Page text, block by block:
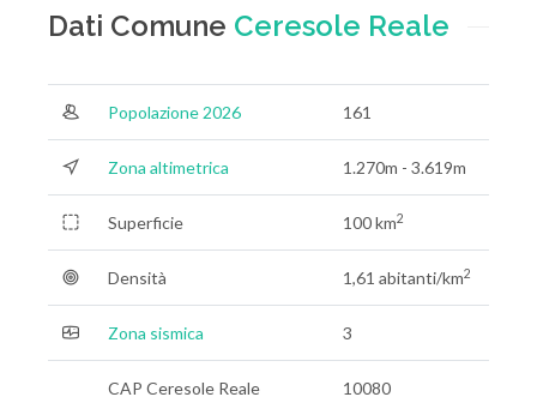
Dati Comune Ceresole Reale
Popolazione 2026 161
Zona altimetrica 1.270m - 3.619m
Superficie 100 km2
Densità 1,61 abitanti/km2
Zona sismica 3
CAP Ceresole Reale 10080